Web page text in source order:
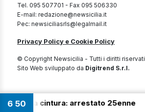
Tel. 095 507701 - Fax 095 506330
E-mail: redazione@newsicilia.it
Pec: newsiciliasrls@legalmail.it
Privacy Policy e Cookie Policy
© Copyright Newsicilia - Tutti i diritti riservati
Sito Web sviluppato da Digitrend S.r.l.
6 50
nella cintura: arrestato 25enne